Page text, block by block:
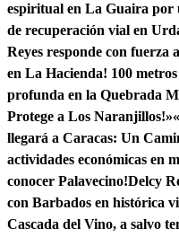
espiritual en La Guaira por
de recuperación vial en
Reyes responde con fuerza
en La Hacienda! 100
profunda en la Quebrada
Protege a Los Naranjillos!»
llegará a Caracas: Un
actividades económicas en
conocer Palavecino!Delcy
con Barbados en histórica
Cascada del Vino, a salvo